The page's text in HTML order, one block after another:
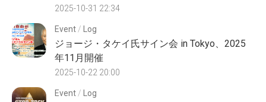
2025-10-31 22:34
Event / Log
ジョージ・タケイ氏サイン会 in Tokyo、2025
年11月開催
2025-10-22 20:00
Event / Log